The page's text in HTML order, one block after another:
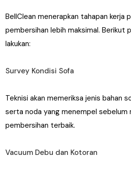
BellClean menerapkan tahapan kerja
pembersihan lebih maksimal. Berikut
lakukan:
Survey Kondisi Sofa
Teknisi akan memeriksa jenis bahan
serta noda yang menempel
pembersihan terbaik.
Vacuum Debu dan Kotoran